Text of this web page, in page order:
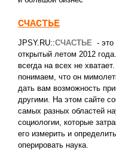
СЧАСТЬЕ
JPSY.RU::СЧАСТЬЕ -
открытый летом 2012
всегда на всех не
понимаем, что он
дать вам возможность
другими. На этом сайте
самых разных областей
социологии, которые
его измерить и
оперировать наука.